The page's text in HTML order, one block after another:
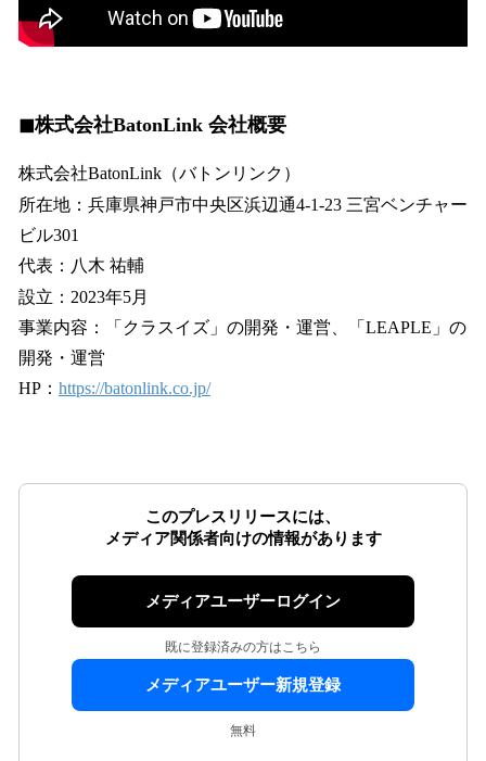
◼︎株式会社BatonLink 会社概要
株式会社BatonLink（バトンリンク）
所在地：兵庫県神戸市中央区浜辺通4-1-23 三宮ベンチャー
ビル301
代表：八木 祐輔
設立：2023年5月
事業内容：「クラスイズ」の開発・運営、「LEAPLE」の
開発・運営
HP： https://batonlink.co.jp/
このプレスリリースには、
メディア関係者向けの情報があります
メディアユーザーログイン
既に登録済みの方はこちら
メディアユーザー新規登録
無料